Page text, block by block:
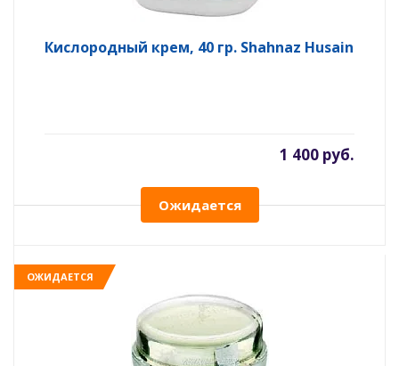
Кислородный крем, 40 гр. Shahnaz Husain
1 400 руб.
Ожидается
ОЖИДАЕТСЯ